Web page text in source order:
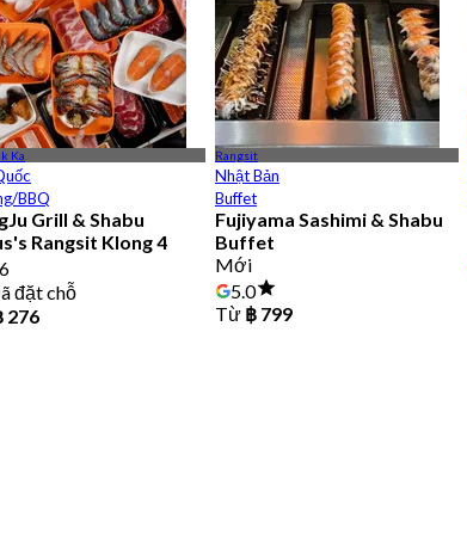
Ka
BBQ
Grill & Shabu
Rangsit Klong 4
đặt chỗ
276
Rangsit
Nhật Bản
Buffet
Fujiyama Sashimi & Shabu
Buffet
Mới
5.0
Từ ฿ 799